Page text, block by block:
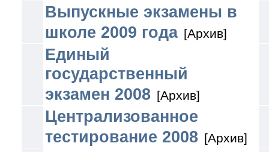
Выпускные экзамены в
школе 2009 года [Архив]
Единый
государственный
экзамен 2008 [Архив]
Централизованное
тестирование 2008 [Архив]